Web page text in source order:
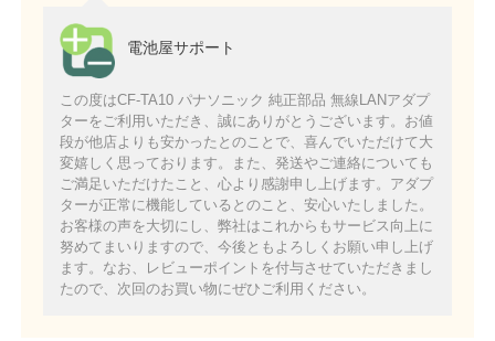
電池屋サポート
この度はCF-TA10 パナソニック 純正部品 無線LANアダプ
ターをご利用いただき、誠にありがとうございます。お値
段が他店よりも安かったとのことで、喜んでいただけて大
変嬉しく思っております。また、発送やご連絡についても
ご満足いただけたこと、心より感謝申し上げます。アダプ
ターが正常に機能しているとのこと、安心いたしました。
お客様の声を大切にし、弊社はこれからもサービス向上に
努めてまいりますので、今後ともよろしくお願い申し上げ
ます。なお、レビューポイントを付与させていただきまし
たので、次回のお買い物にぜひご利用ください。